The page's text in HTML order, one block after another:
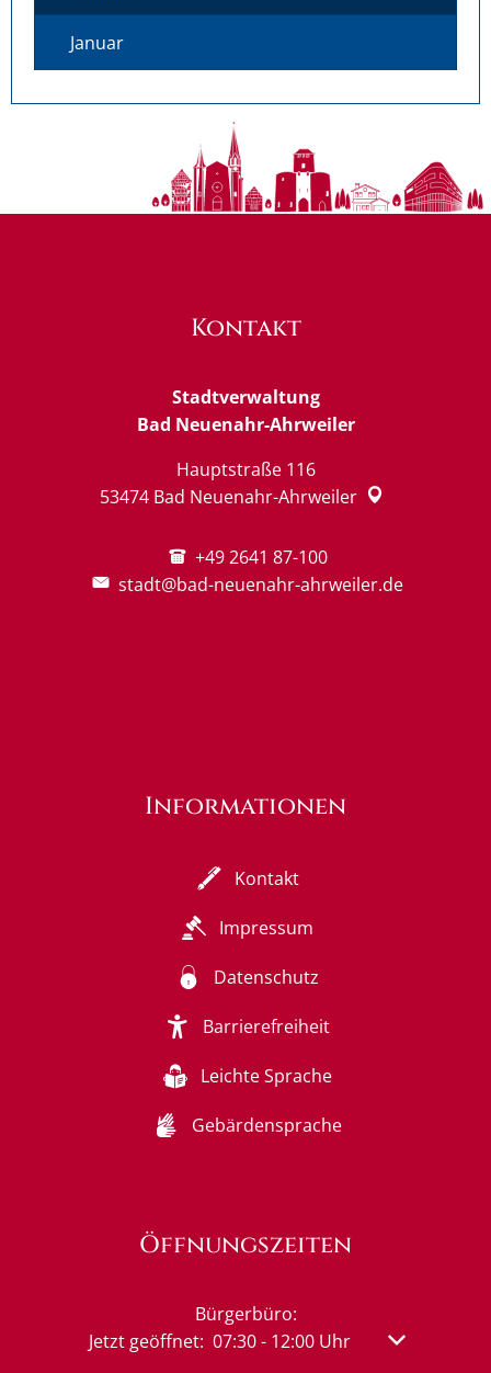
Januar
Kontakt
Stadtverwaltung
Bad Neuenahr-Ahrweiler
Hauptstraße 116
53474 Bad Neuenahr-Ahrweiler
+49 2641 87-100
stadt@bad-neuenahr-ahrweiler.de
Informationen
Kontakt
Impressum
Datenschutz
Barrierefreiheit
Leichte Sprache
Gebärdensprache
Öffnungszeiten
Bürgerbüro:
Klicken, um weitere Öffnungs- oder
Jetzt geöffnet: 07:30- 12:00Uhr Von 07:30